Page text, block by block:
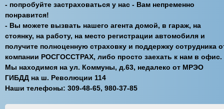
- попробуйте застраховаться у нас - Вам непременно
понравится!
- Вы можете вызвать нашего агента домой, в гараж, на
стоянку, на работу, на место регистрации автомобиля и
получите полноценную страховку и поддержку сотрудника
компании РОСГОССТРАХ, либо просто заехать к нам в офис.
Мы находимся на ул. Коммуны, д.63, недалеко от МРЭО
ГИБДД на ш. Революции 114
Наши телефоны: 309-48-65, 980-37-85